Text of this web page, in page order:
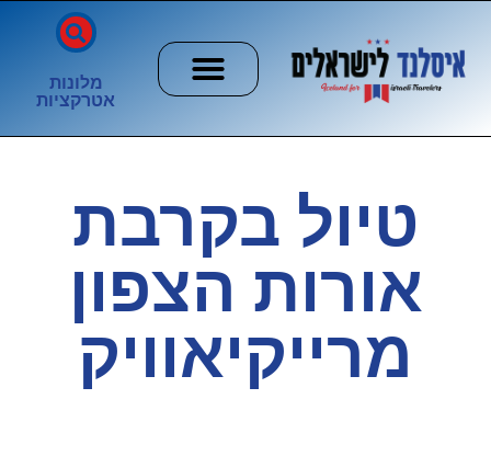
מלונות
אטרקציות
טיול בקרבת
אורות הצפון
מרייקיאוויק